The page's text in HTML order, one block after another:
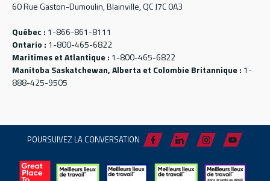
60 Rue Gaston-Dumoulin, Blainville, QC J7C 0A3
Québec : 1-866-861-8111
Ontario : 1-800-465-6822
Maritimes et Atlantique : 1-800-465-6822
Manitoba Saskatchewan, Alberta et Colombie Britannique : 1-
888-425-9505
POURSUIVEZ LA CONVERSATION